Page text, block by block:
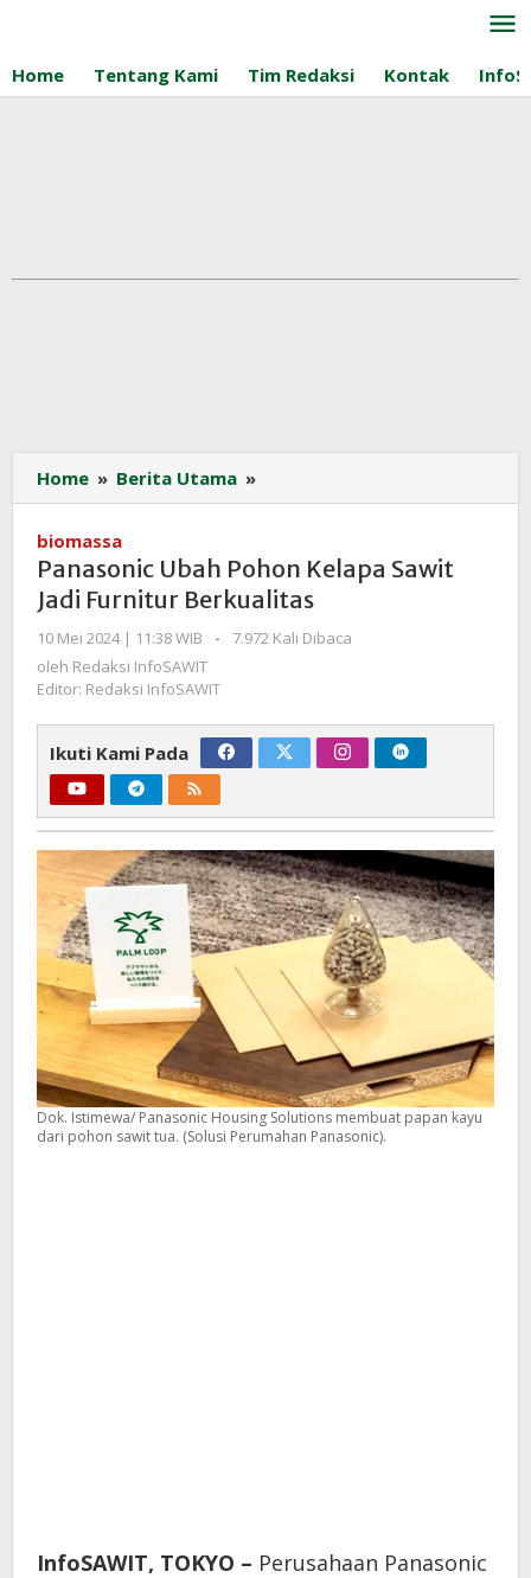
konten
Home Tentang Kami Tim Redaksi Kontak
Home » Berita Utama »
Ubah
Kelapa
Sawit
Jadi
Furnitur
biomassa
Panasonic Ubah Pohon Kelapa Sawit
Jadi Furnitur Berkualitas
10 Mei 2024 | 11:38 WIB
oleh
InfoSAWIT
-
7.972 Kali Dibaca
oleh Redaksi InfoSAWIT
Editor: Redaksi InfoSAWIT
Ikuti Kami Pada
Dok. Istimewa/ Panasonic Housing Solutions membuat papan kayu
dari pohon sawit tua. (Solusi Perumahan Panasonic).
InfoSAWIT, TOKYO – Perusahaan Panasonic